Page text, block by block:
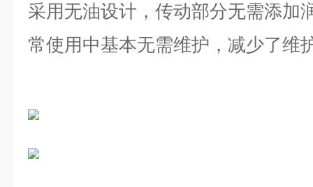
采用无油设计，传动部分无需添加
常使用中基本无需维护，减少了维